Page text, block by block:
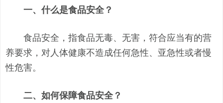
一、什么是食品安全？
食品安全，指食品无毒、无害，符合应当有的营
养要求，对人体健康不造成任何急性、亚急性或者慢
性危害。
二、如何保障食品安全？